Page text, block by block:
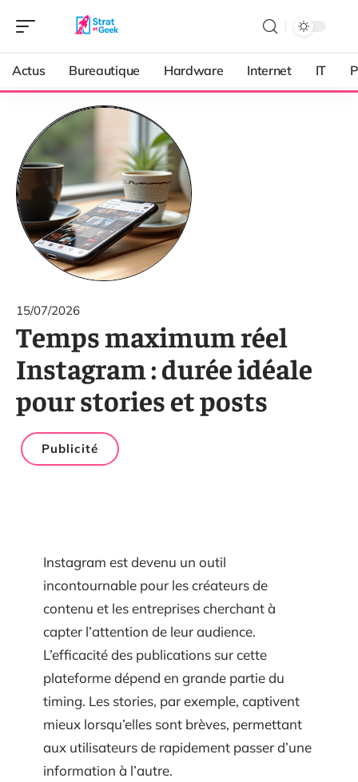
Actus Bureautique Hardware Internet IT
15/07/2026
Temps maximum réel
Instagram : durée idéale
pour stories et posts
Publicité
Instagram est devenu un outil
incontournable pour les créateurs de
contenu et les entreprises cherchant à
capter l’attention de leur audience.
L’efficacité des publications sur cette
plateforme dépend en grande partie du
timing. Les stories, par exemple, captivent
mieux lorsqu’elles sont brèves, permettant
aux utilisateurs de rapidement passer d’une
information à l’autre.